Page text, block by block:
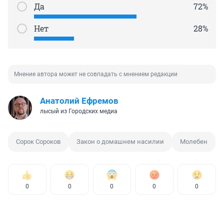
Да 72%
Нет 28%
Мнение автора может не совпадать с мнением редакции
Анатолий Ефремов
лысый из Городских медиа
Сорок Сороков Закон о домашнем насилии Молебен
0 0 0 0 0